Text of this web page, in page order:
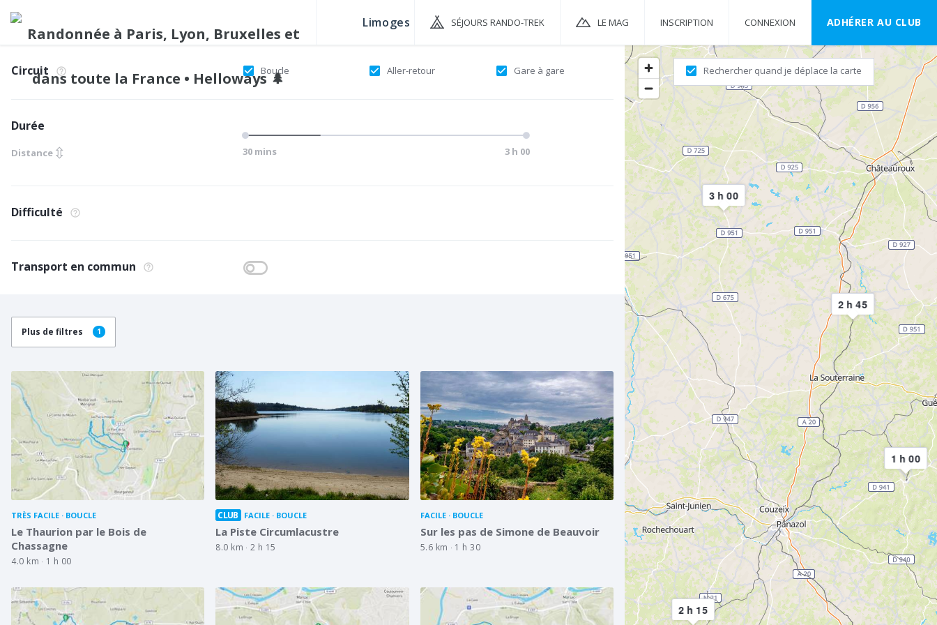
SÉJOURS RANDO-TREK LE MAG INSCRIPTION CONNEXION ADHÉRER AU CLUB
Circuit Boucle Aller-retour Gare à gare
Durée
Distance ⇳ 30 mins 3 h 00
Difficulté
Transport en commun
Plus de filtres 1
TRÈS FACILE BOUCLE
Le Thaurion par le Bois de
Chassagne
4.0 km 1 h 00
CLUB FACILE BOUCLE
La Piste Circumlacustre
8.0 km 2 h 15
FACILE BOUCLE
Sur les pas de Simone de Beauvoir
5.6 km 1 h 30
Rechercher quand je déplace la carte
2 h 15
1 h 00
2 h 45
3 h 00